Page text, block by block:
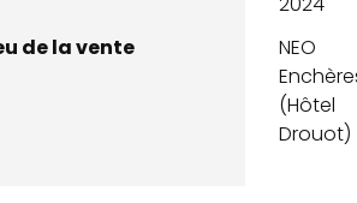
de la vente
NEO
(Hôtel
Drouot)